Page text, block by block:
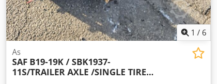
1 / 6
As
SAF B19-19K / SBK1937-
11S/TRAILER AXLE /SINGLE TIRE...